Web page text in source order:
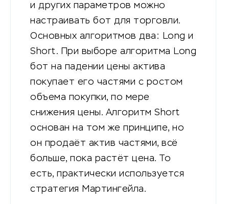
и других параметров можно
настраивать бот для торговли.
Основных алгоритмов два: Long и
Short. При выборе алгоритма Long
бот на падении цены актива
покупает его частями с ростом
объема покупки, по мере
снижения цены. Алгоритм Short
основан на том же принципе, но
он продаёт актив частями, всё
больше, пока растёт цена. То
есть, практически используется
стратегия Мартингейла.